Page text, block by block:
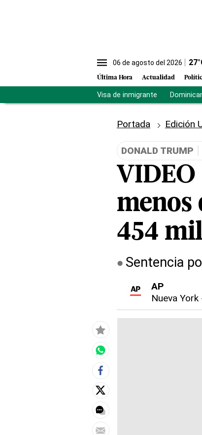
06 de agosto del 2026 27
Última Hora Actualidad
Visa de inmigrante
Portada Edición
DONALD TRUMP
menos
454
Sentencia
AP
Nueva York